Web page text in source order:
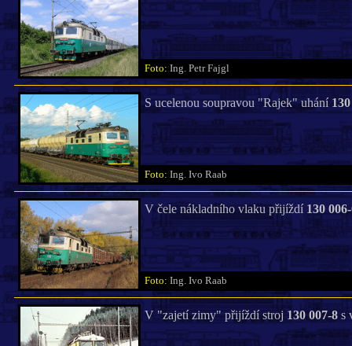
Foto: Ing. Petr Fajgl
S ucelenou soupravou "Rajek" uhání
Foto: Ing. Ivo Raab
V čele nákladního vlaku přijíždí 130
Foto: Ing. Ivo Raab
V "zajetí zimy" přijíždí stroj 130 007-8s